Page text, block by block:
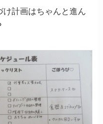
け計画はちゃんと進ん